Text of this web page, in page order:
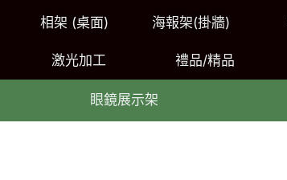
相架 (桌面) 海報架(掛牆)
激光加工 禮品/精品
眼鏡展示架